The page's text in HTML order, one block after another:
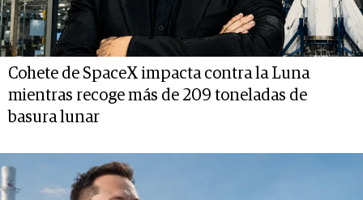
Cohete de SpaceX impacta contra la Luna
mientras recoge más de 209 toneladas de
basura lunar